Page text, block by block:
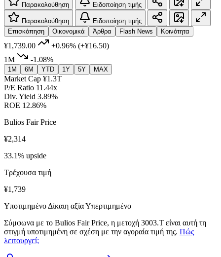
Παρακολούθηση Ειδοποίηση τιμής
Παρακολούθηση
Ειδοποίηση τιμής
Επισκόπηση
Οικονομικά Άρθρα Flash News Κοινότητα
¥1,739.00 +0.96% (+¥16.50)
1M
-1.08%
1M 6M YTD 1Y 5Y MAX
Market Cap ¥1.3T
P/E Ratio 11.44x
Div. Yield 3.89%
ROE 12.86%
Bulios Fair Price
¥2,314
33.1% upside
Τρέχουσα τιμή
¥1,739
Υποτιμημένο Δίκαιη αξίαΥπερτιμημένο
Σύμφωνα με το Bulios Fair Price, η μετοχή 3003.T είναι αυτή τη
στιγμή υποτιμημένη σε σχέση με την αγοραία τιμή της. Πώς
λειτουργεί;